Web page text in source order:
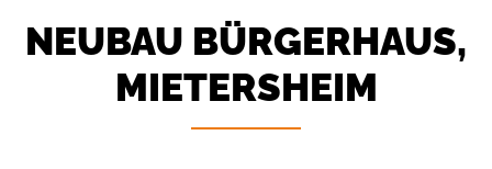
NEUBAU BÜRGERHAUS,
MIETERSHEIM